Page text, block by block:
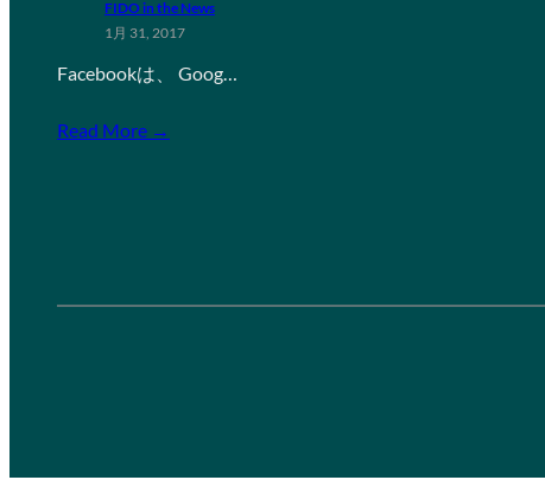
FIDO in the News
1月 31, 2017
Facebookは、 Goog…
Read More →